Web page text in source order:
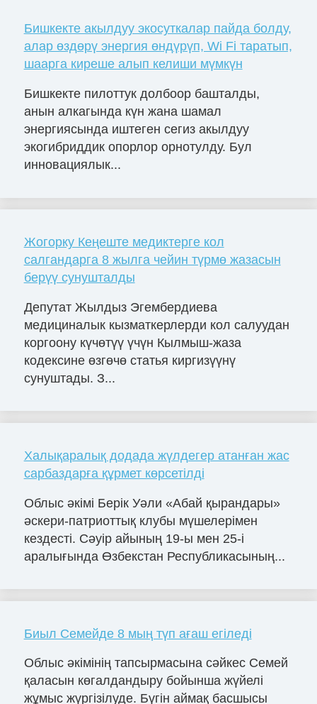
Бишкекте акылдуу экосуткалар пайда болду,
алар өздөрү энергия өндүрүп, Wi Fi таратып,
шаарга киреше алып келиши мүмкүн
Бишкекте пилоттук долбоор башталды,
анын алкагында күн жана шамал
энергиясында иштеген сегиз акылдуу
экогибриддик опорлор орнотулду. Бул
инновациялык...
Жогорку Кеңеште медиктерге кол
салгандарга 8 жылга чейин түрмө жазасын
берүү сунушталды
Депутат Жылдыз Эгембердиева
медициналык кызматкерлерди кол салуудан
коргоону күчөтүү үчүн Кылмыш-жаза
кодексине өзгөчө статья киргизүүнү
сунуштады. З...
Халықаралық додада жүлдегер атанған жас
сарбаздарға құрмет көрсетілді
Облыс әкімі Берік Уәли «Абай қырандары»
әскери-патриоттық клубы мүшелерімен
кездесті. Сәуір айының 19-ы мен 25-і
аралығында Өзбекстан Республикасының...
Биыл Семейде 8 мың түп ағаш егіледі
Облыс әкімінің тапсырмасына сәйкес Семей
қаласын көгалдандыру бойынша жүйелі
жұмыс жүргізілуде. Бүгін аймақ басшысы